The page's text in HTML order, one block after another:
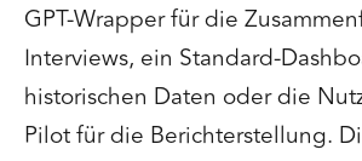
GPT-Wrapper für die
Interviews, ein Standard-
historischen Daten oder die
Pilot für die Berichterstellung.